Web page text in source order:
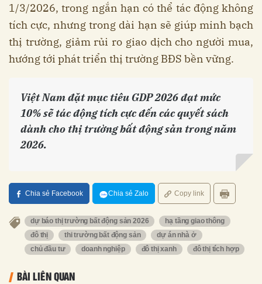
1/3/2026, trong ngắn hạn có thể tác động không
tích cực, nhưng trong dài hạn sẽ giúp minh bạch
thị trường, giảm rủi ro giao dịch cho người mua,
hướng tới phát triển thị trường BĐS bền vững.
Việt Nam đặt mục tiêu GDP 2026 đạt mức
10% sẽ tác động tích cực đến các quyết sách
dành cho thị trường bất động sản trong năm
2026.
Chia sẻ Facebook Chia sẻ Zalo Copy link
dự báo thị trường bất động sản 2026
hạ tầng giao thông
đô thị
thi trường bất động sản
dự án nhà ở
chủ đầu tư
doanh nghiệp đô thị xanh đô thị tích hợp
BÀI LIÊN QUAN